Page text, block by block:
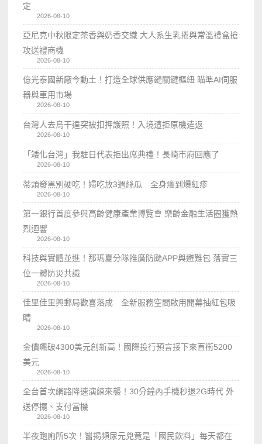
定
2026-08-10
亞尼克中秋限定茶香與奶香交織 大人系生乳捲與常溫禮盒搶
攻送禮商機
2026-08-10
億光泰國新廠今動土！打造全球供應鏈關鍵樞紐 瞄準AI伺服
器與車用市場
2026-08-10
台灣人去烏干達突被扣押護照！入境遭拒原機遣返
2026-08-10
「矮化台灣」我駐日代表拒出席典禮！長崎市府回應了
2026-08-10
蒂頭發黑別硬吃！婦吃放3週絲瓜 全身癢到爆紅疹
2026-08-10
第一銀行首度參與高齡健康產業博覽會 樂齡金融生活圈獲熱
烈迴響
2026-08-10
科技與實體並進！那瑪夏分隊推廣防颱APP與避難包 落實三
位一體防災共識
2026-08-10
佳里佳里興郵局歡喜落成 全新服務空間啟用開幕抽紅包吸
睛
2026-08-10
金價飆破4300美元創新高！國際投行預言接下來直衝5200
美元
2026-08-10
全台首次網路降速演練來襲！30分鐘內手機秒退2G時代 外
送停擺、支付當機
2026-08-10
半夜跑廁所5次！醫揭頻尿元兇竟是「國民飲料」每天都在